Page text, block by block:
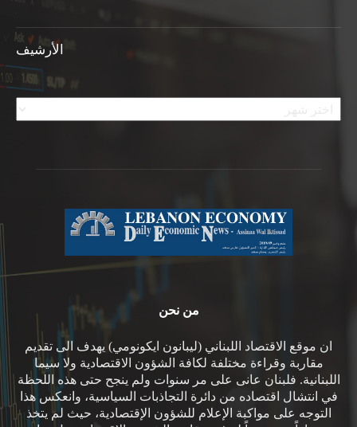
الأرشيف
الأرشيف
من نحن
ان موقع الاقتصاد اللبناني (ليبانون ايكونومي) يهدف الى تقديم
مقاربة وقراءة مختلفة لكافة الشؤون الاقتصادية ولا سيما
اللبنانية. فلبنان عانى على مر سنوات ولم ينجح حتى هذه اللحظة
في انتشال اقتصاده من دائرة التجاذبات السياسية، وانعكس هذا
التوجه على مواكبة الإعلام للشؤون الإقتصادية، حيث لم يتخذ